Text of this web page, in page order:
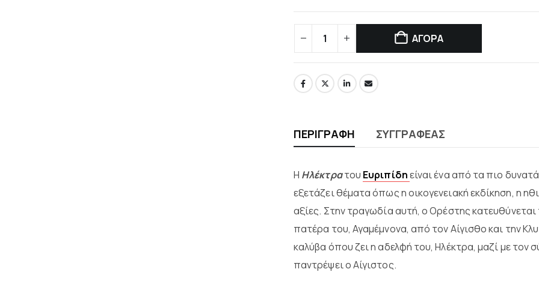
ΑΓΟΡΑ
ΠΕΡΙΓΡΑΦΉ ΣΥΓΓΡΑΦΈΑΣ
Η Ηλέκτρατου Ευριπίδηείναι ένα από τα πιο
εξετάζει θέματα όπως η οικογενειακή εκδίκηση, η
αξίες. Στην τραγωδία αυτή, ο Ορέστης
πατέρα του, Αγαμέμνονα, από τον Αίγισθο και την
καλύβα όπου ζει η αδελφή του, Ηλέκτρα, μαζί με τον
παντρέψει ο Αίγιστος.